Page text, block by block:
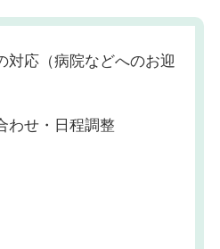
対応（病院などへのお迎
わせ・日程調整